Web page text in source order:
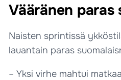
Vääränen paras
Naisten sprintissä
lauantain paras
– Yksi virhe mahtui